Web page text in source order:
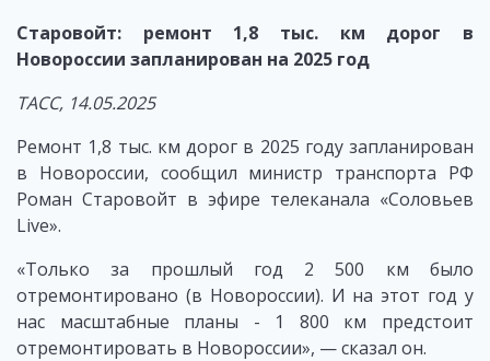
Старовойт: ремонт 1,8 тыс. км дорог в
Новороссии запланирован на 2025 год
ТАСС, 14.05.2025
Ремонт 1,8 тыс. км дорог в 2025 году запланирован
в Новороссии, сообщил министр транспорта РФ
Роман Старовойт в эфире телеканала «Соловьев
Live».
«Только за прошлый год 2 500 км было
отремонтировано (в Новороссии). И на этот год у
нас масштабные планы - 1 800 км предстоит
отремонтировать в Новороссии», — сказал он.